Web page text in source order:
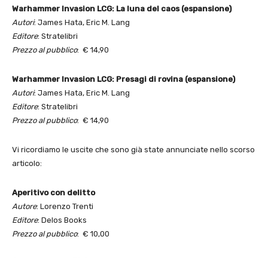
Warhammer Invasion LCG: La luna del caos (espansione)
Autori: James Hata, Eric M. Lang
Editore: Stratelibri
Prezzo al pubblico: € 14,90
Warhammer Invasion LCG: Presagi di rovina (espansione)
Autori: James Hata, Eric M. Lang
Editore: Stratelibri
Prezzo al pubblico: € 14,90
Vi ricordiamo le uscite che sono già state annunciate nello scorso
articolo:
Aperitivo con delitto
Autore: Lorenzo Trenti
Editore: Delos Books
Prezzo al pubblico: € 10,00